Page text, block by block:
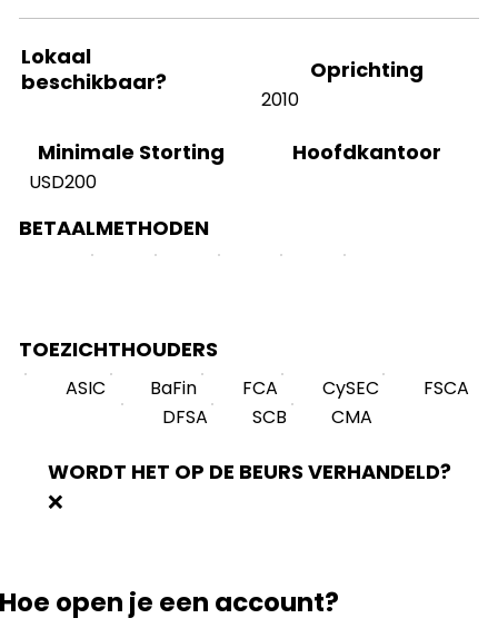
Lokaal
beschikbaar?
Oprichting
2010
Minimale Storting
USD200
Hoofdkantoor
BETAALMETHODEN
TOEZICHTHOUDERS
ASIC BaFin FCA CySEC
FSCA
DFSA
SCB CMA
WORDT HET OP DE BEURS VERHANDELD?
❌
Hoe open je een account?